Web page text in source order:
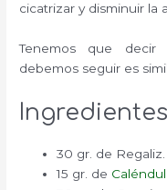
cicatrizar y disminuir la
Tenemos que
debemos seguir es
Ingredientes
30 gr. de Regaliz.
15 gr. de